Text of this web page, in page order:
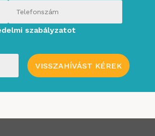
szabályzatot
VISSZAHÍVÁST KÉREK